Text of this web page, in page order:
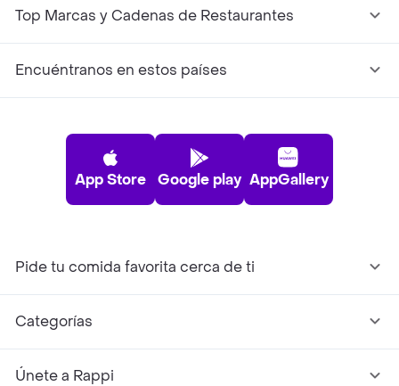
Top Marcas y Cadenas de Restaurantes
Encuéntranos en estos países
App Store Google play AppGallery
Pide tu comida favorita cerca de ti
Categorías
Únete a Rappi